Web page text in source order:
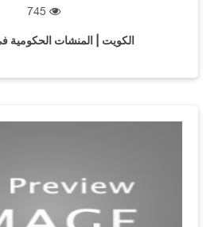
الكويت | المنشات الحكومية